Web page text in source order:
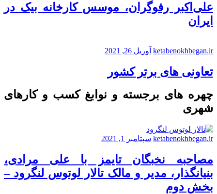
علی‌اکبر رفوگران، موسس کارخانه بیک در
ایران
ketabenokhbegan.ir آوریل 26, 2021
تعاونی های برتر کشور
چهره های برجسته و نوابغ کسب و کارهای
شهری
ketabenokhbegan.ir سپتامبر 1, 2021
مصاحبه نخبگان تایمز با علی مرادی،
بنیانگذار، مدیر و مالک تالار لوتوس لنگرود –
بخش دوم